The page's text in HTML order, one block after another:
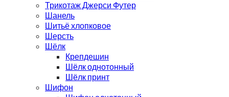
Трикотаж Джерси Футер
Шанель
Шитьё хлопковое
Шерсть
Шёлк
Крепдешин
Шёлк однотонный
Шёлк принт
Шифон